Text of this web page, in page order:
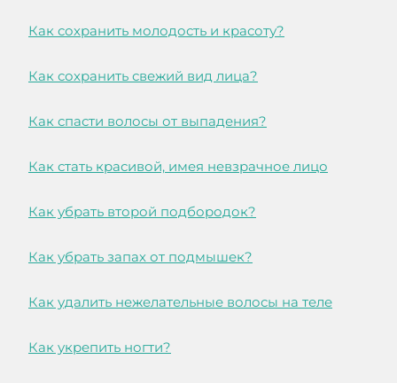
Как сохранить молодость и красоту?
Как сохранить свежий вид лица?
Как спасти волосы от выпадения?
Как стать красивой, имея невзрачное лицо
Как убрать второй подбородок?
Как убрать запах от подмышек?
Как удалить нежелательные волосы на теле
Как укрепить ногти?